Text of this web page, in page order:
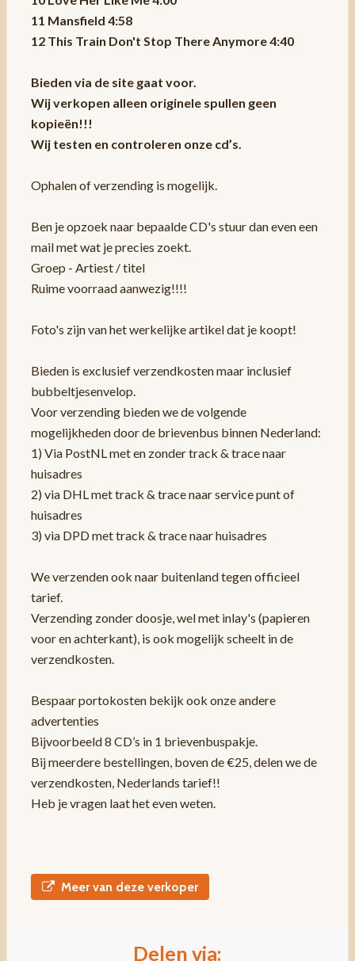
11 Mansfield 4:58
12 This Train Don't Stop There Anymore 4:40
Bieden via de site gaat voor.
Wij verkopen alleen originele spullen geen
kopieën!!!
Wij testen en controleren onze cd’s.
Ophalen of verzending is mogelijk.
Ben je opzoek naar bepaalde CD's stuur dan even een
mail met wat je precies zoekt.
Groep - Artiest / titel
Ruime voorraad aanwezig!!!!
Foto's zijn van het werkelijke artikel dat je koopt!
Bieden is exclusief verzendkosten maar inclusief
bubbeltjesenvelop.
Voor verzending bieden we de volgende
mogelijkheden door de brievenbus binnen Nederland:
1) Via PostNL met en zonder track & trace naar
huisadres
2) via DHL met track & trace naar service punt of
huisadres
3) via DPD met track & trace naar huisadres
We verzenden ook naar buitenland tegen officieel
tarief.
Verzending zonder doosje, wel met inlay's (papieren
voor en achterkant), is ook mogelijk scheelt in de
verzendkosten.
Bespaar portokosten bekijk ook onze andere
advertenties
Bijvoorbeeld 8 CD’s in 1 brievenbuspakje.
Bij meerdere bestellingen, boven de €25, delen we de
verzendkosten, Nederlands tarief!!
Heb je vragen laat het even weten.
Meer van deze verkoper
Delen via: